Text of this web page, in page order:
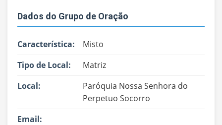
Dados do Grupo de Oração
Característica:
Misto
Tipo de Local:
Matriz
Local:
Paróquia Nossa Senhora do
Perpetuo Socorro
Email: